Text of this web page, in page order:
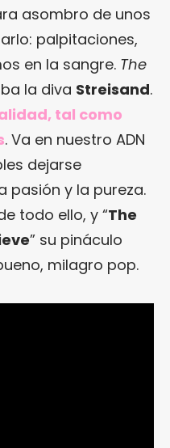
asombro de unos
palpitaciones,
en la sangre. The
la diva Streisand.
tal como
. Va en nuestro ADN
dejarse
pasión y la pureza.
todo ello, y “The
” su pináculo
milagro pop.